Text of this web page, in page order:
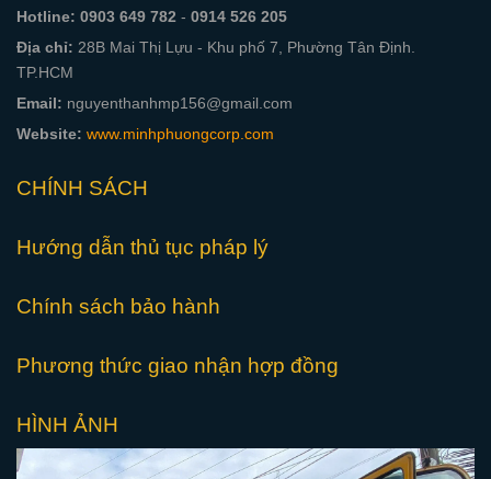
Hotline: 0903 649 782 - 0914 526 205
Địa chỉ: 28B Mai Thị Lựu - Khu phố 7, Phường Tân Định.
TP.HCM
Email: nguyenthanhmp156@gmail.com
Website: www.minhphuongcorp.com
CHÍNH SÁCH
Hướng dẫn thủ tục pháp lý
Chính sách bảo hành
Phương thức giao nhận hợp đồng
HÌNH ẢNH